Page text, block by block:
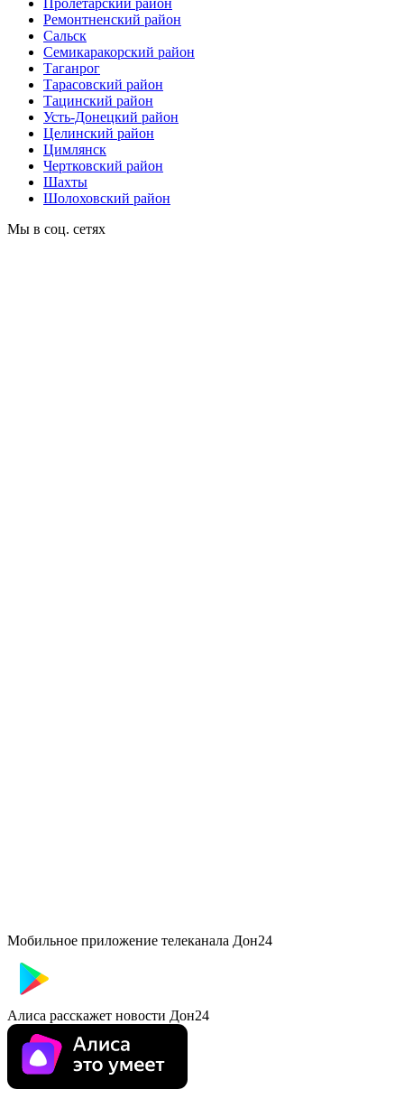
Пролетарский район
Ремонтненский район
Сальск
Семикаракорский район
Таганрог
Тарасовский район
Тацинский район
Усть-Донецкий район
Целинский район
Цимлянск
Чертковский район
Шахты
Шолоховский район
Мы в соц. сетях
Мобильное приложение телеканала Дон24
Алиса расскажет новости Дон24